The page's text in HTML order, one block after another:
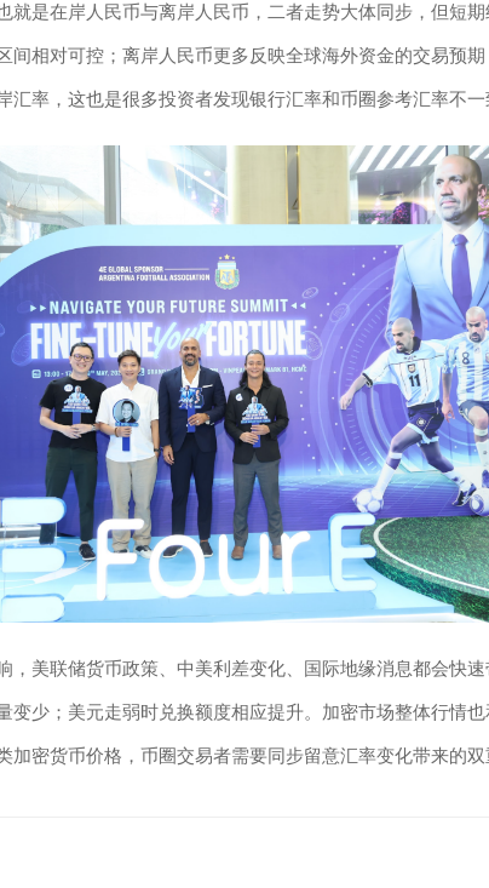
就是在岸人民币与离岸人民币，二者走势大体同步，但短
间相对可控；离岸人民币更多反映全球海外资金的交易预
率，这也是很多投资者发现银行汇率和币圈参考汇率不一
，美联储货币政策、中美利差变化、国际地缘消息都会快
变少；美元走弱时兑换额度相应提升。加密市场整体行情
密货币价格，币圈交易者需要同步留意汇率变化带来的双